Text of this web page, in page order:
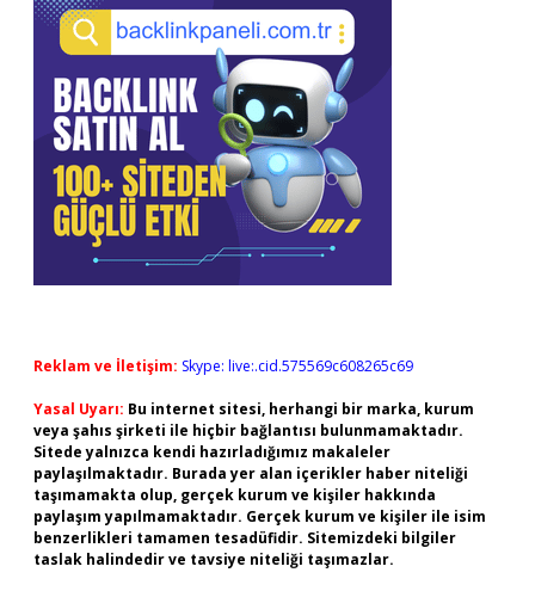
Reklam ve İletişim: Skype: live:.cid.575569c608265c69
Yasal Uyarı: Bu internet sitesi, herhangi bir marka, kurum
veya şahıs şirketi ile hiçbir bağlantısı bulunmamaktadır.
Sitede yalnızca kendi hazırladığımız makaleler
paylaşılmaktadır. Burada yer alan içerikler haber niteliği
taşımamakta olup, gerçek kurum ve kişiler hakkında
paylaşım yapılmamaktadır. Gerçek kurum ve kişiler ile isim
benzerlikleri tamamen tesadüfidir. Sitemizdeki bilgiler
taslak halindedir ve tavsiye niteliği taşımazlar.